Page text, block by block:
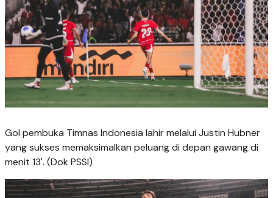
Gol pembuka Timnas Indonesia lahir melalui Justin Hubner
yang sukses memaksimalkan peluang di depan gawang di
menit 13'. (Dok PSSI)